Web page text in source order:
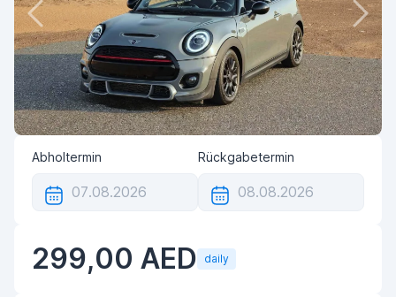
Abholtermin Rückgabetermin
299,00 AED daily